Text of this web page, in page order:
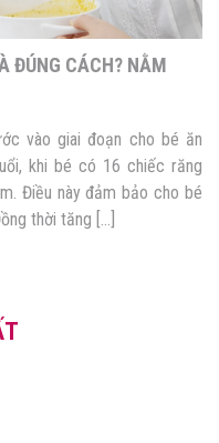
ĐÚNG CÁCH? NẰM
vào giai đoạn cho bé ăn
khi bé có 16 chiếc răng
Điều này đảm bảo cho bé
thời tăng […]